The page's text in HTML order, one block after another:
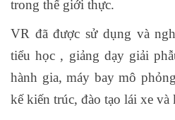
trong thế giới thực.
VR đã được sử dụng và
tiểu học , giảng dạy giải
hành gia, máy bay mô
kế kiến trúc, đào tạo lái xe và